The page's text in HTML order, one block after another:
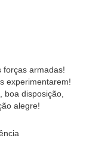
forças armadas!
experimentarem!
boa disposição,
alegre!